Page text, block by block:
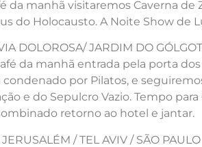
da manhã visitaremos Caverna de
do Holocausto. A Noite Show de
DOLOROSA/ JARDIM DO
da manhã entrada pela porta
condenado por Pilatos, e
e do Sepulcro Vazio. Tempo
retorno ao hotel e jantar.
JERUSALÉM / TEL AVIV / SÃO PAULO